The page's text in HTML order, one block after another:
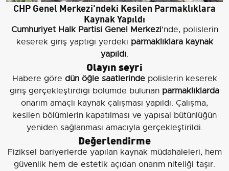
CHP Genel Merkezi'ndeki Kesilen Parmaklıklara
Kaynak Yapıldı
Cumhuriyet Halk Partisi Genel Merkezi'nde, polislerin
keserek giriş yaptığı yerdeki parmaklıklara kaynak
yapıldı.
Olayın seyri
Habere göre dün öğle saatlerindepolislerin keserek
giriş gerçekleştirdiği bölümde bulunan parmaklıklarda
onarım amaçlı kaynak çalışması yapıldı. Çalışma,
kesilen bölümlerin kapatılması ve yapısal bütünlüğün
yeniden sağlanması amacıyla gerçekleştirildi.
Değerlendirme
Fiziksel bariyerlerde yapılan kaynak müdahaleleri, hem
güvenlik hem de estetik açıdan onarım niteliği taşır.